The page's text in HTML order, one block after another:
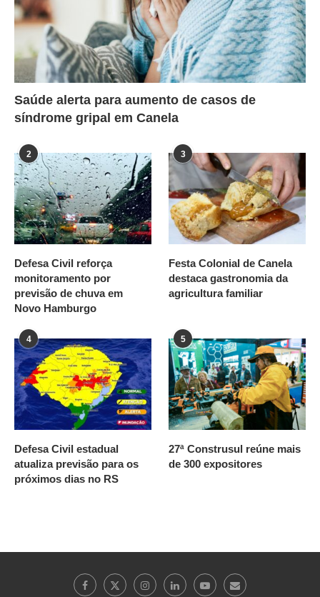
Saúde alerta para aumento de casos de
síndrome gripal em Canela
2
Defesa Civil reforça
monitoramento por
previsão de chuva em
Novo Hamburgo
3
Festa Colonial de Canela
destaca gastronomia da
agricultura familiar
4
Defesa Civil estadual
atualiza previsão para os
próximos dias no RS
5
27ª Construsul reúne mais
de 300 expositores